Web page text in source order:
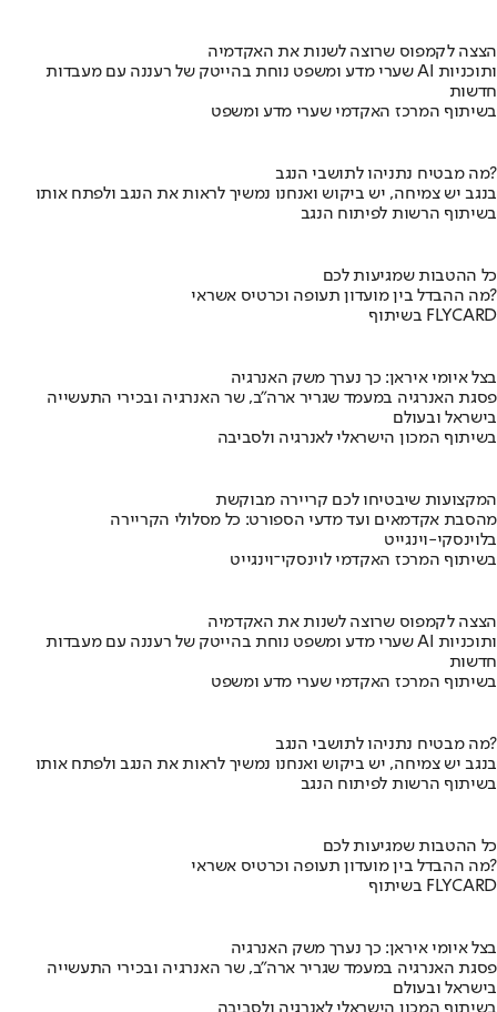
הצצה לקמפוס שרוצה לשנות את האקדמיה
שערי מדע ומשפט נוחת בהייטק של רעננה עם מעבדות AI ותוכניות
חדשות
בשיתוף המרכז האקדמי שערי מדע ומשפט
מה מבטיח נתניהו לתושבי הנגב?
בנגב יש צמיחה, יש ביקוש ואנחנו נמשיך לראות את הנגב ולפתח אותו
בשיתוף הרשות לפיתוח הנגב
כל ההטבות שמגיעות לכם
מה ההבדל בין מועדון תעופה וכרטיס אשראי?
בשיתוף FLYCARD
בצל איומי איראן: כך נערך משק האנרגיה
פסגת האנרגיה במעמד שגריר ארה"ב, שר האנרגיה ובכירי התעשייה
בישראל ובעולם
בשיתוף המכון הישראלי לאנרגיה ולסביבה
המקצועות שיבטיחו לכם קריירה מבוקשת
מהסבת אקדמאים ועד מדעי הספורט: כל מסלולי הקריירה
בלוינסקי-וינגייט
בשיתוף המרכז האקדמי לוינסקי־וינגייט
הצצה לקמפוס שרוצה לשנות את האקדמיה
שערי מדע ומשפט נוחת בהייטק של רעננה עם מעבדות AI ותוכניות
חדשות
בשיתוף המרכז האקדמי שערי מדע ומשפט
מה מבטיח נתניהו לתושבי הנגב?
בנגב יש צמיחה, יש ביקוש ואנחנו נמשיך לראות את הנגב ולפתח אותו
בשיתוף הרשות לפיתוח הנגב
כל ההטבות שמגיעות לכם
מה ההבדל בין מועדון תעופה וכרטיס אשראי?
בשיתוף FLYCARD
בצל איומי איראן: כך נערך משק האנרגיה
פסגת האנרגיה במעמד שגריר ארה"ב, שר האנרגיה ובכירי התעשייה
בישראל ובעולם